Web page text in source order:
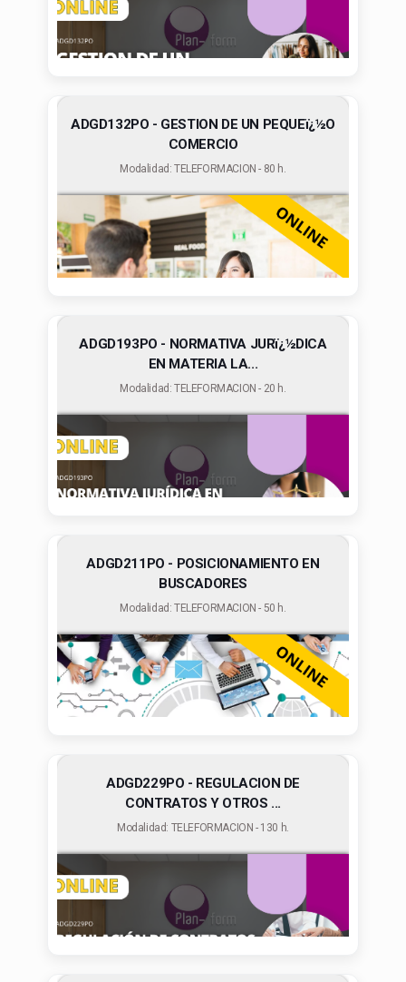
ADGD132PO - GESTION DE UN PEQUEï¿½O
COMERCIO
Modalidad: TELEFORMACION - 80 h.
ADGD193PO - NORMATIVA JURï¿½DICA
EN MATERIA LA...
Modalidad: TELEFORMACION - 20 h.
ADGD211PO - POSICIONAMIENTO EN
BUSCADORES
Modalidad: TELEFORMACION - 50 h.
ADGD229PO - REGULACION DE
CONTRATOS Y OTROS ...
Modalidad: TELEFORMACION - 130 h.